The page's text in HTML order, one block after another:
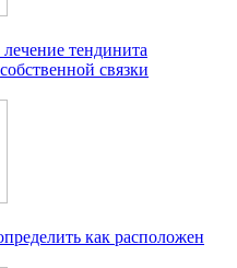
тендинита
связки
как расположен